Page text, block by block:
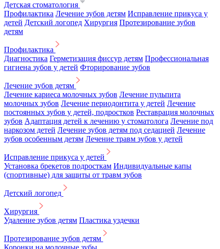
Детская стоматология
Профилактика Лечение зубов детям Исправление прикуса у
детей Детский логопед Хирургия Протезирование зубов
детям
Профилактика
Диагностика Герметизация фиссур детям Профессиональная
гигиена зубов у детей Фторирование зубов
Лечение зубов детям
Лечение кариеса молочных зубов Лечение пульпита
молочных зубов Лечение периодонтита у детей Лечение
постоянных зубов у детей, подростков Реставрация молочных
зубов Адаптация детей к лечению у стоматолога Лечение под
наркозом детей Лечение зубов детям под седацией Лечение
зубов особенным детям Лечение травм зубов у детей
Исправление прикуса у детей
Установка брекетов подросткам Индивидуальные капы
(спортивные) для защиты от травм зубов
Детский логопед
Хирургия
Удаление зубов детям Пластика уздечки
Протезирование зубов детям
Коронки на молочные зубы